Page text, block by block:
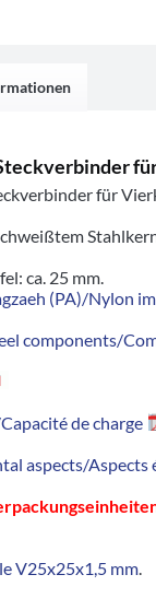
für
ca. 25 mm.
(PA)/Nylon
components/
de charge
aspects/Aspects
V25x25x1,5 mm.